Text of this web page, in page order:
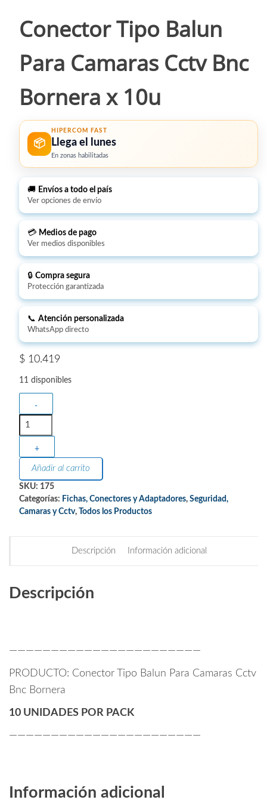
Conector Tipo Balun
Para Camaras Cctv Bnc
Bornera x 10u
📦
HIPERCOM FAST
Llega el lunes
En zonas habilitadas
🚚 Envíos a todo el país
Ver opciones de envío
💳 Medios de pago
Ver medios disponibles
🔒 Compra segura
Protección garantizada
📞 Atención personalizada
WhatsApp directo
$10.419
11 disponibles
-
+
Añadir al carrito
SKU: 175
Categorías: Fichas, Conectores y Adaptadores, Seguridad,
Camaras y Cctv, Todos los Productos
Descripción Información adicional
Descripción
———————————————————————
PRODUCTO: Conector Tipo Balun Para Camaras Cctv
Bnc Bornera
10 UNIDADES POR PACK
———————————————————————
Información adicional